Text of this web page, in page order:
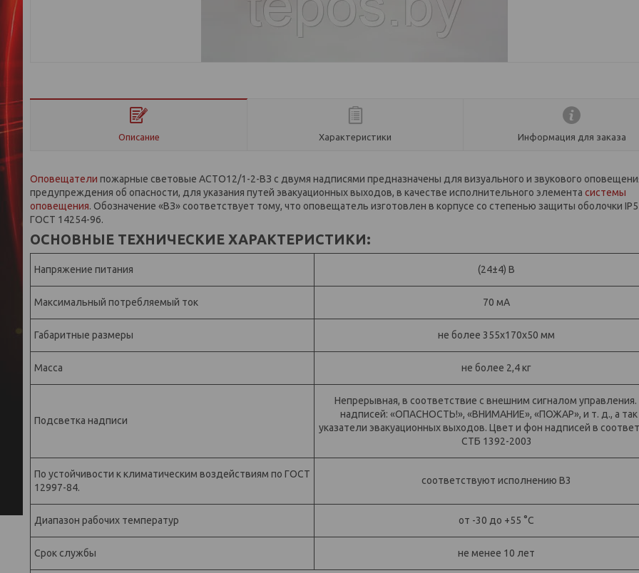
Описание Характеристики Информация для заказа
Оповещатели пожарные световые АСТО12/1-2-ВЗ с двумя надписями предназначены для визуального и звукового
предупреждения об опасности, для указания путей эвакуационных выходов, в качестве исполнительного элемента системы
оповещения. Обозначение «ВЗ» соответствует тому, что оповещатель изготовлен в корпусе со степенью защиты оболочки
ГОСТ 14254-96.
ОСНОВНЫЕ ТЕХНИЧЕСКИЕ ХАРАКТЕРИСТИКИ:
Напряжение питания (24±4) В
Максимальный потребляемый ток 70 мА
Габаритные размеры не более 355х170х50 мм
Масса не более 2,4 кг
Подсветка надписи
Непрерывная, в соответствие с внешним сигналом
надписей: «ОПАСНОСТЬ!», «ВНИМАНИЕ», «ПОЖАР», и т. д., а
указатели эвакуационных выходов. Цвет и фон надписей в
СТБ 1392-2003
По устойчивости к климатическим воздействиям по ГОСТ
12997-84.
соответствуют исполнению В3
Диапазон рабочих температур от -30 до +55 °С
Срок службы не менее 10 лет